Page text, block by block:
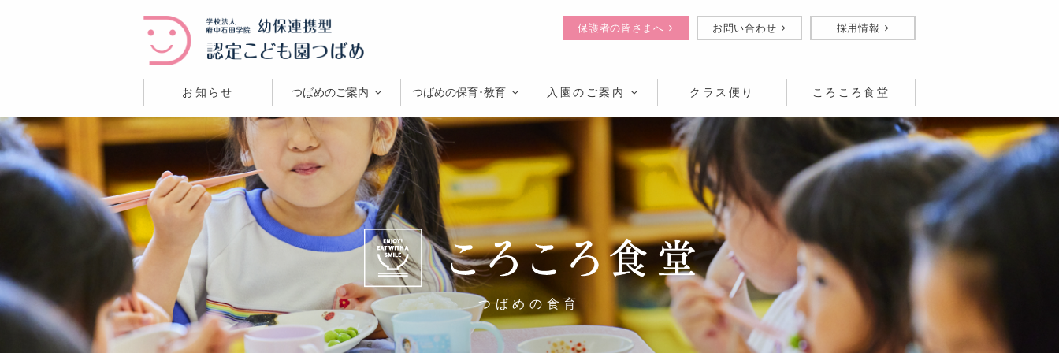
お知らせ つばめのご案内 つばめの保育･教育 入園のご案内 クラス便り ころころ食堂
保護者の皆さまへ お問い合わせ 採用情報
つばめの食育